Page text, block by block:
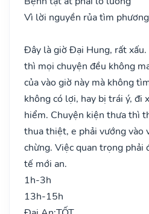
Vì lời nguyền rủa tìm
Đây là giờ Đại Hung, rất xấu.
thì mọi chuyện đều không
của vào giờ này mà không
không có lợi, hay bị trái ý, đi
hiểm. Chuyện kiện thưa thì
thua thiệt, e phải vướng vào
chừng. Việc quan trọng phải
tế mới an.
1h-3h
13h-15h